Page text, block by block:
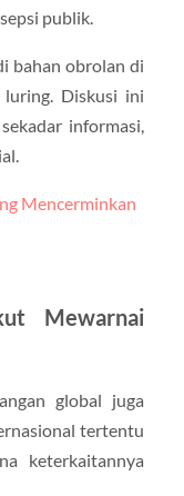
publik.
bahan obrolan di
Diskusi ini
informasi,
Mencerminkan
Mewarnai
global juga
tertentu
keterkaitannya